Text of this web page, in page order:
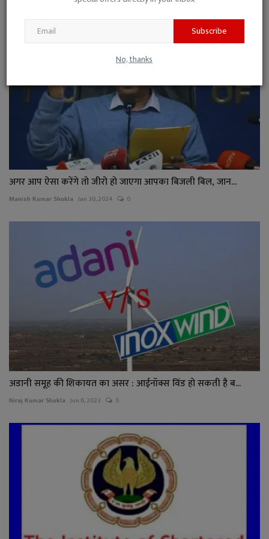
Subscribe
No, thanks
अगर आप ऐसा करेंगे तो जीरो हो जाएगा आपका बिजली बिल, जान...
Manish Kumar Shukla Jan 30, 2024 0
अडानी समूह की शिकायत का असर : आईनॉक्स विंड हो सकती है ब...
Niraj Kumar Shukla Jun 6, 2023 0